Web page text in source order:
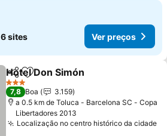
6 sites Ver preços
PartilharAdicionar aos favoritos
Hotel Don Simón
3 Estrelas
7,8 Boa
3.159
a 0.5 km de Toluca - Barcelona SC - Copa
Libertadores 2013
Localização no centro histórico da cidade